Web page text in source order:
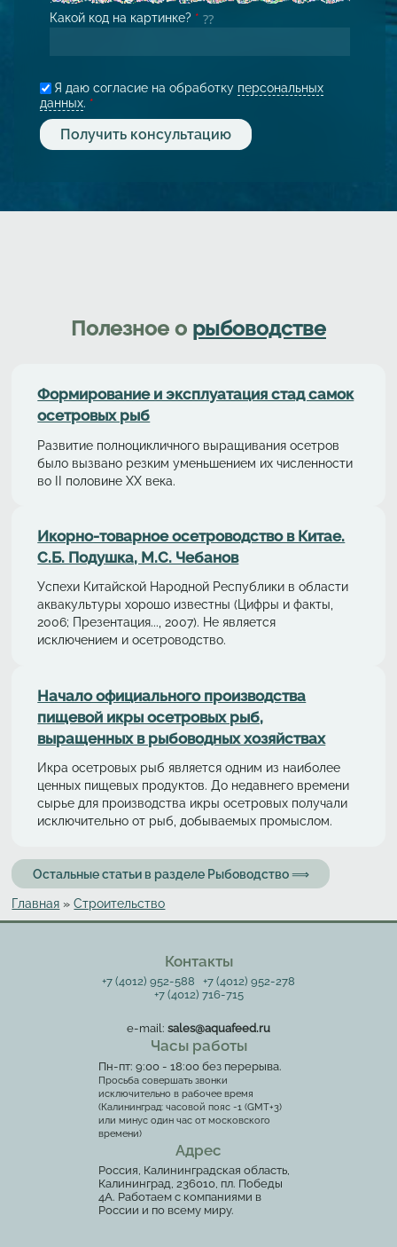
Какой код на картинке? *
Я даю согласие на обработку персональных
данных. *
Полезное о рыбоводстве
Формирование и эксплуатация стад самок
осетровых рыб
Развитие полноцикличного выращивания осетров
было вызвано резким уменьшением их численности
во II половине XX века.
Икорно-товарное осетроводство в Китае.
С.Б. Подушка, М.С. Чебанов
Успехи Китайской Народной Республики в области
аквакультуры хорошо известны (Цифры и факты,
2006; Презентация..., 2007). Не является
исключением и осетроводство.
Начало официального производства
пищевой икры осетровых рыб,
выращенных в рыбоводных хозяйствах
Икра осетровых рыб является одним из наиболее
ценных пищевых продуктов. До недавнего времени
сырье для производства икры осетровых получали
исключительно от рыб, добываемых промыслом.
Остальные статьи в разделе Рыбоводство ⟹
Вы здесь
Главная »Строительство
Контакты
+7 (4012) 952-588
+7 (4012) 952-278
+7 (4012) 716-715
e-mail: sales@aquafeed.ru
Часы работы
Пн-пт: 9:00 - 18:00 без перерыва.
Просьба совершать звонки
исключительно в рабочее время
(Калининград: часовой пояс -1 (GMT+3)
или минус один час от московского
времени)
Адрес
Россия, Калининградская область,
Калининград, 236010, пл. Победы
4А. Работаем с компаниями в
России и по всему миру.